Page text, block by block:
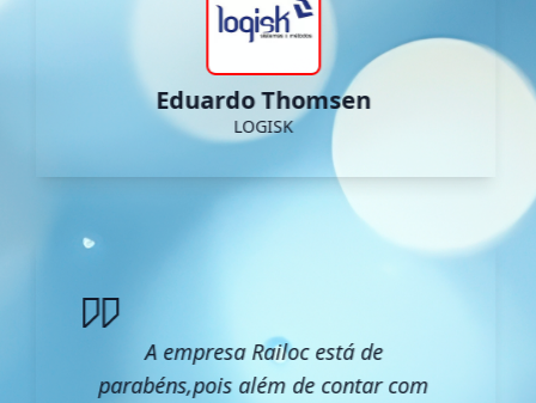
Eduardo Thomsen
LOGISK
A empresa Railoc está de
parabéns,pois além de contar com